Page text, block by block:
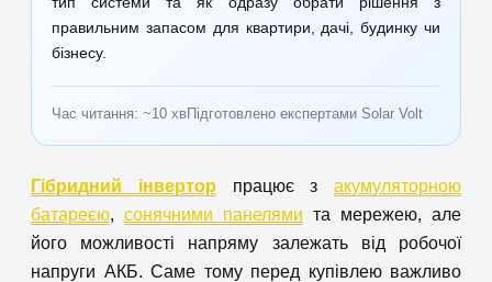
правильним запасом для квартири, дачі, будинку чи
бізнесу.
Час читання: ~10 хвПідготовлено експертами Solar Volt
Гібридний інвертор працює з акумуляторною
батареєю, сонячними панелями та мережею, але
його можливості напряму залежать від робочої
напруги АКБ. Саме тому перед купівлею важливо